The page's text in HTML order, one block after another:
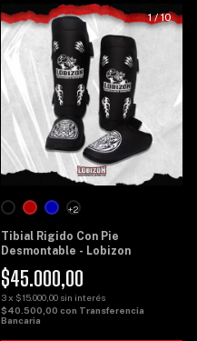
1/10
Tibial Rigido Con Pie
Desmontable - Lobizon
$45.000,00
3x $15.000,00 sin interés
$40.500,00 con Transferencia
Bancaria
+2